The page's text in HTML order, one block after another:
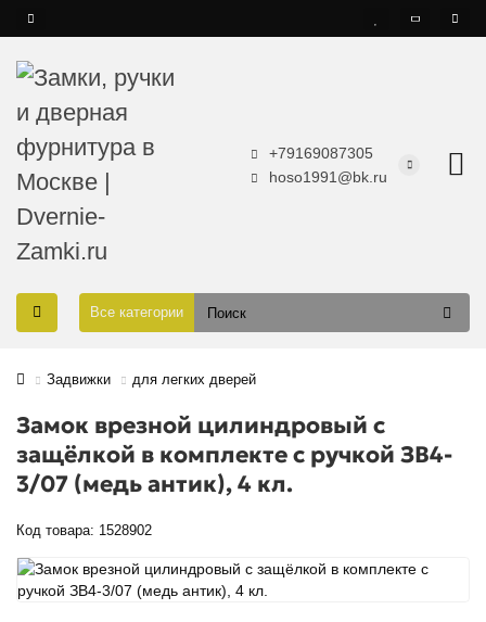
+79169087305
hoso1991@bk.ru
Все категории
Задвижки для легких дверей
Замок врезной цилиндровый с
защёлкой в комплекте с ручкой ЗВ4-
3/07 (медь антик), 4 кл.
Код товара: 1528902